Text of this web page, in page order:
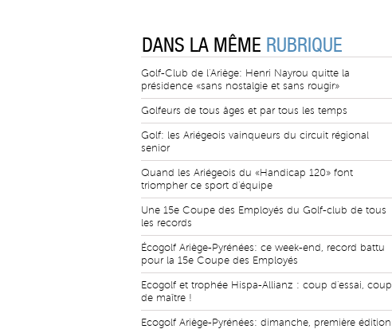
DANS LA MÊME RUBRIQUE
Golf-Club de l'Ariège: Henri Nayrou quitte la
présidence «sans nostalgie et sans rougir»
Golfeurs de tous âges et par tous les temps
Golf: les Ariégeois vainqueurs du circuit régional
senior
Quand les Ariégeois du «Handicap 120» font
triompher ce sport d'équipe
Une 15e Coupe des Employés du Golf-club de tous
les records
Écogolf Ariège-Pyrénées: ce week-end, record battu
pour la 15e Coupe des Employés
Ecogolf et trophée Hispa-Allianz : coup d'essai, coup
de maître !
Ecogolf Ariège-Pyrénées: dimanche, première édition